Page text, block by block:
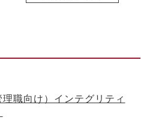
の特別価格で公開講座を提供
社限定キャンペーン実施中
リスト」養成研修を開発 ～構
理職向け）インテグリティ